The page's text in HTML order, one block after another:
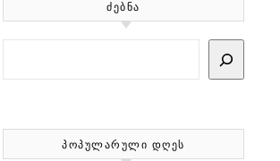
ᲫᲔᲑᲜᲐ
ᲞᲝᲞᲣᲚᲐᲠᲣᲚᲘ ᲓᲦᲔᲡ